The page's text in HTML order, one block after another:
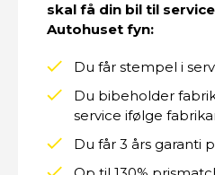
skal få din bil til
Autohuset fyn:
Du får stempel i
Du bibeholder
service ifølge
Du får 3 års garanti